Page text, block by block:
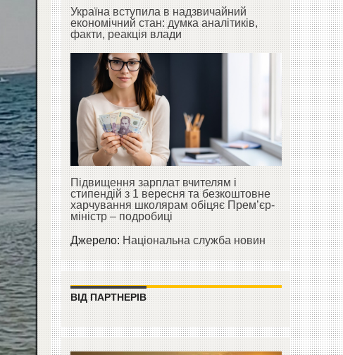
Україна вступила в надзвичайний
економічний стан: думка аналітиків,
факти, реакція влади
Підвищення зарплат вчителям і
стипендій з 1 вересня та безкоштовне
харчування школярам обіцяє Прем’єр-
міністр – подробиці
Джерело:Національна служба новин
ВІД ПАРТНЕРІВ